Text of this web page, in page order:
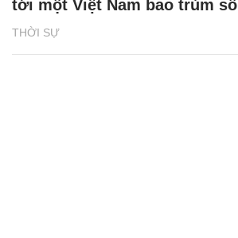
THỜI SỰ
tới một Việt Nam bao trùm số